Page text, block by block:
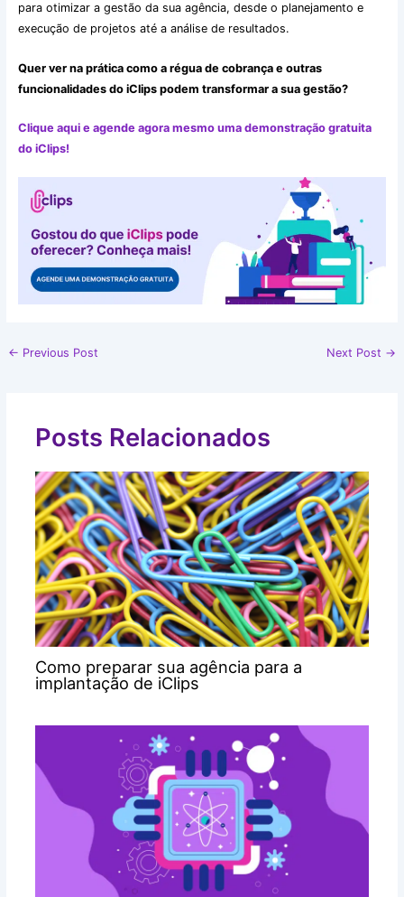
para otimizar a gestão da sua agência, desde o planejamento e
execução de projetos até a análise de resultados.
Quer ver na prática como a régua de cobrança e outras
funcionalidades do iClips podem transformar a sua gestão?
Clique aqui e agende agora mesmo uma demonstração gratuita
do iClips!
← Previous Post Next Post →
Posts Relacionados
Como preparar sua agência para a
implantação de iClips